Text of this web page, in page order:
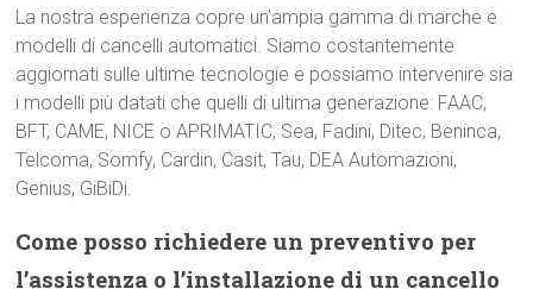
La nostra esperienza copre un’ampia gamma di marche e
modelli di cancelli automatici. Siamo costantemente
aggiornati sulle ultime tecnologie e possiamo intervenire sia
i modelli più datati che quelli di ultima generazione: FAAC,
BFT, CAME, NICE o APRIMATIC, Sea, Fadini, Ditec, Beninca,
Telcoma, Somfy, Cardin, Casit, Tau, DEA Automazioni,
Genius, GiBiDi.
Come posso richiedere un preventivo per
l’assistenza o l’installazione di un cancello